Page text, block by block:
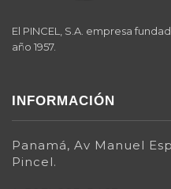
El PINCEL, S.A. empresa
año 1957.
INFORMACIÓN
Panamá, Av Manuel
Pincel.